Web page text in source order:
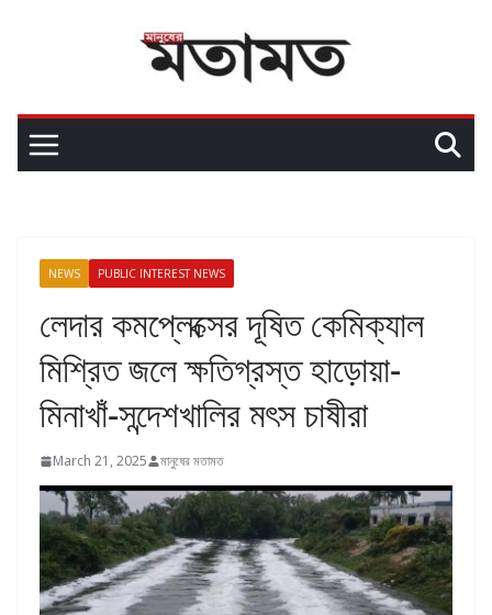
NEWS PUBLIC INTEREST NEWS
লেদার কমপ্লেক্সের দূষিত কেমিক্যাল
মিশ্রিত জলে ক্ষতিগ্রস্ত হাড়োয়া-
মিনাখাঁ-সন্দেশখালির মৎস চাষীরা
March 21, 2025 মানুষের মতামত